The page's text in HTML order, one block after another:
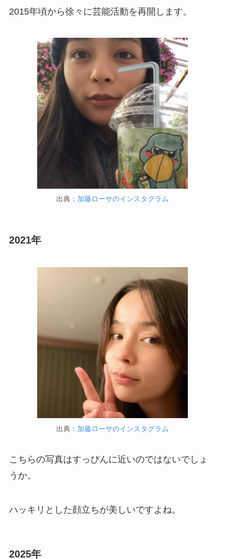
2015年頃から徐々に芸能活動を再開します。
出典： 加藤ローサのインスタグラム
2021年
出典： 加藤ローサのインスタグラム
こちらの写真はすっぴんに近いのではないでしょ
うか。
ハッキリとした顔立ちが美しいですよね。
2025年